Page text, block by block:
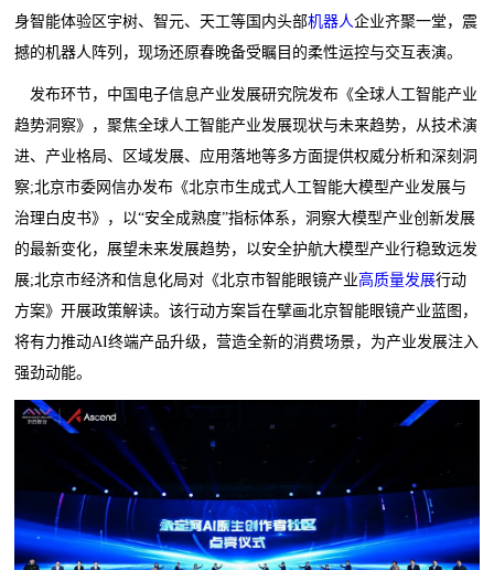
身智能体验区宇树、智元、天工等国内头部机器人企业齐聚一堂，震
撼的机器人阵列，现场还原春晚备受瞩目的柔性运控与交互表演。
发布环节，中国电子信息产业发展研究院发布《全球人工智能产业
趋势洞察》，聚焦全球人工智能产业发展现状与未来趋势，从技术演
进、产业格局、区域发展、应用落地等多方面提供权威分析和深刻洞
察;北京市委网信办发布《北京市生成式人工智能大模型产业发展与
治理白皮书》，以“安全成熟度”指标体系，洞察大模型产业创新发展
的最新变化，展望未来发展趋势，以安全护航大模型产业行稳致远发
展;北京市经济和信息化局对《北京市智能眼镜产业高质量发展行动
方案》开展政策解读。该行动方案旨在擘画北京智能眼镜产业蓝图，
将有力推动AI终端产品升级，营造全新的消费场景，为产业发展注入
强劲动能。